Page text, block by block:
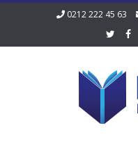
0212 222 45 63